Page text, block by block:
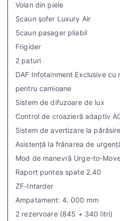
Volan din piele
Scaun șofer Luxury Air
Scaun pasager pliabil
Frigider
2 paturi
DAF Infotainment Exclusive cu
pentru camioane
Sistem de difuzoare de lux
Control de croazieră adaptiv
Sistem de avertizare la
Asistență la frânarea de
Mod de manevră Urge-to-
Raport puntea spate 2.40
ZF-Intarder
Ampatament: 4. 000 mm
2 rezervoare (845 + 340 litri)